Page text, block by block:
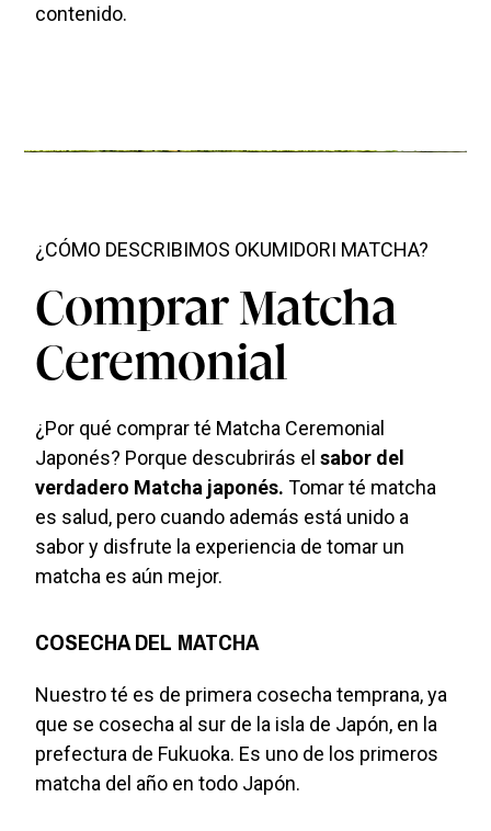
contenido.
¿CÓMO DESCRIBIMOS OKUMIDORI MATCHA?
Comprar Matcha
Ceremonial
¿Por qué comprar té Matcha Ceremonial
Japonés? Porque descubrirás el sabor del
verdadero Matcha japonés. Tomar té matcha
es salud, pero cuando además está unido a
sabor y disfrute la experiencia de tomar un
matcha es aún mejor.
COSECHA DEL MATCHA
Nuestro té es de primera cosecha temprana, ya
que se cosecha al sur de la isla de Japón, en la
prefectura de Fukuoka. Es uno de los primeros
matcha del año en todo Japón.